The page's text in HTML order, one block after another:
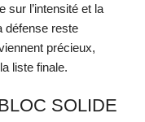
sur l’intensité et la
défense reste
précieux,
liste finale.
SOLIDE